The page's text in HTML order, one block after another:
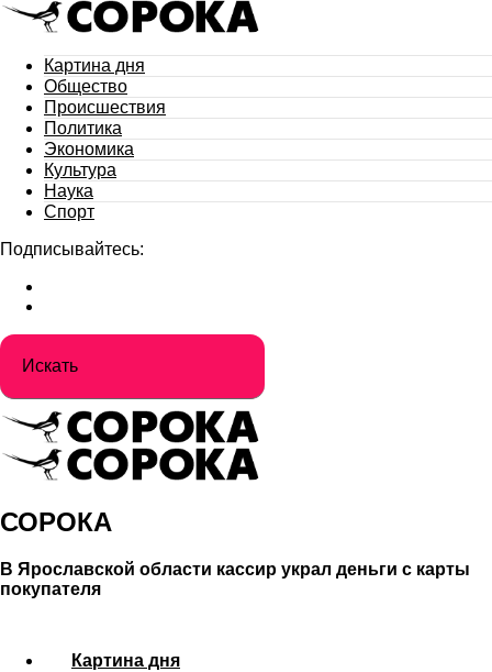
Картина дня
Общество
Происшествия
Политика
Экономика
Культура
Наука
Спорт
Подписывайтесь:
СОРОКА
В Ярославской области кассир украл деньги с карты
покупателя
Картина дня